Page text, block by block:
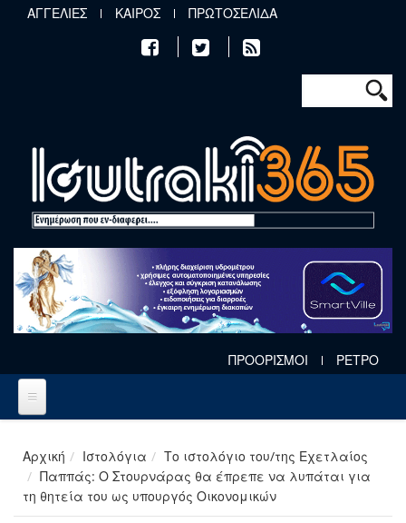
Παράκαμψη προς το κυρίως περιεχόμενο
ΑΓΓΕΛΙΕΣ ΚΑΙΡΟΣ ΠΡΩΤΟΣΕΛΙΔΑ
Φόρμα
Αναζήτηση
ΠΡΟΟΡΙΣΜΟΙ ΡΕΤΡΟ
Αρχική Ιστολόγια
Το ιστολόγιο του/της Εχετλαίος
Παππάς: Ο Στουρνάρας θα έπρεπε να λυπάται για
τη θητεία του ως υπουργός Οικονομικών